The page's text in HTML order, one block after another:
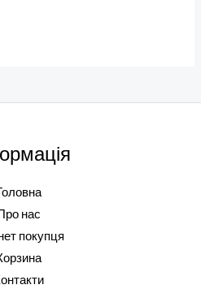
нас
покупця